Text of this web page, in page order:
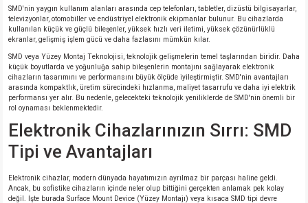
SMD'nin yaygın kullanım alanları arasında cep telefonları, tabletler, dizüstü bilgisayarlar,
televizyonlar, otomobiller ve endüstriyel elektronik ekipmanlar bulunur. Bu cihazlarda
kullanılan küçük ve güçlü bileşenler, yüksek hızlı veri iletimi, yüksek çözünürlüklü
ekranlar, gelişmiş işlem gücü ve daha fazlasını mümkün kılar.
SMD veya Yüzey Montaj Teknolojisi, teknolojik gelişmelerin temel taşlarından biridir. Daha
küçük boyutlarda ve yoğunluğa sahip bileşenlerin montajını sağlayarak elektronik
cihazların tasarımını ve performansını büyük ölçüde iyileştirmiştir. SMD'nin avantajları
arasında kompaktlık, üretim sürecindeki hızlanma, maliyet tasarrufu ve daha iyi elektrik
performansı yer alır. Bu nedenle, gelecekteki teknolojik yeniliklerde de SMD'nin önemli bir
rol oynaması beklenmektedir.
Elektronik Cihazlarınızın Sırrı: SMD
Tipi ve Avantajları
Elektronik cihazlar, modern dünyada hayatımızın ayrılmaz bir parçası haline geldi.
Ancak, bu sofistike cihazların içinde neler olup bittiğini gerçekten anlamak pek kolay
değil. İşte burada Surface Mount Device (Yüzey Montajı) veya kısaca SMD tipi devre